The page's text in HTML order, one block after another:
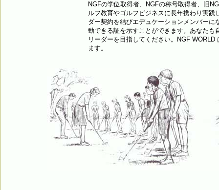
NGFの学位取得者、NGFの称号取得者、旧
ルフ教育やゴルフビジネスに長年携わり実
ダー契約を結びエデュケーションメンバー
動できる証を示すことができます。あなたも
リーダーを目指してください。NGF
ます。